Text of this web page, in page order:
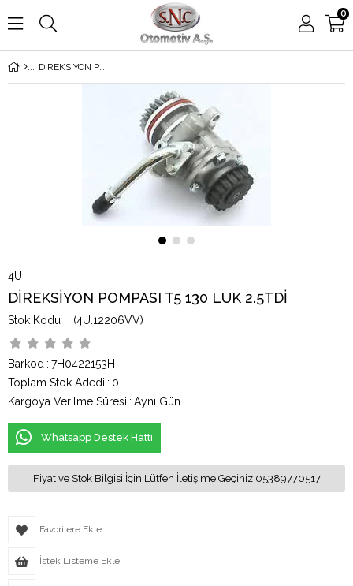
0
DİREKSİYON POMPASI T5 130 LUK 2.5TDİ
4U
DİREKSİYON POMPASI T5 130 LUK 2.5TDİ
(4U.12206VV)
Barkod : 7H0422153H
Toplam Stok Adedi : 0
Kargoya Verilme Süresi : Aynı Gün
Whatsapp Destek Hattı
Fiyat ve Stok Bilgisi İçin Lütfen İletişime Geçiniz 05389770517
Favorilere Ekle
İstek Listeme Ekle